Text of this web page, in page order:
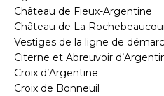
Château de Fieux-Argentine
Château de La
Vestiges de la ligne de
Citerne et Abreuvoir
Croix d’Argentine
Croix de Bonneuil